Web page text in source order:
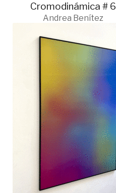
Cromodinámica # 6
Andrea Benítez